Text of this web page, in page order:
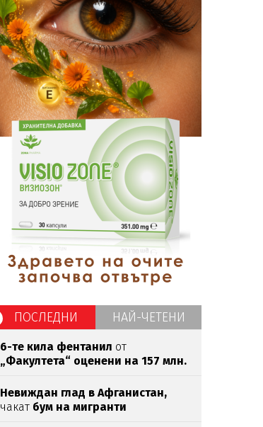
ПОСЛЕДНИ НАЙ-ЧЕТЕНИ
6-те кила фентанил от
„Факултета“ оценени на 157 млн.
Невиждан глад в Афганистан,
чакат бум на мигранти